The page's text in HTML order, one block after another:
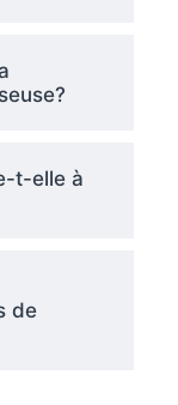
t-elle à
de